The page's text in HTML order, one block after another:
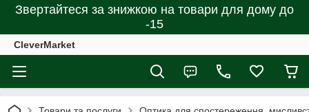
Звертайтеся за знижкою на товари для дому до
-15
CleverMarket